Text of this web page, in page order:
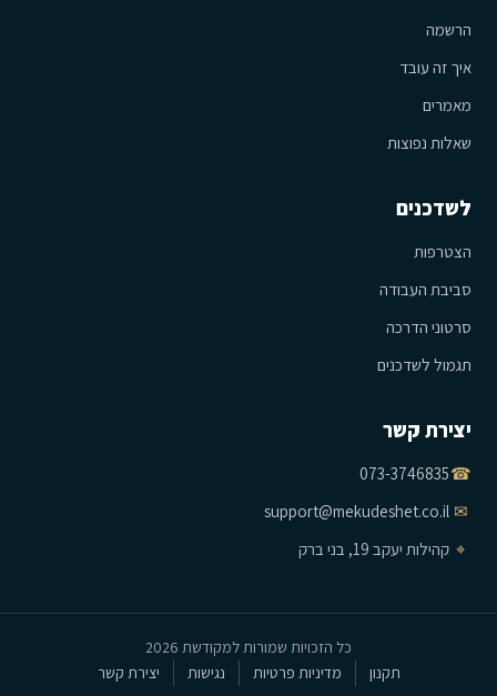
הרשמה
איך זה עובד
מאמרים
שאלות נפוצות
לשדכנים
הצטרפות
סביבת העבודה
סרטוני הדרכה
תגמול לשדכנים
יצירת קשר
☎
073-3746835
✉
support@mekudeshet.co.il
⌖ קהילות יעקב 19, בני ברק
כל הזכויות שמורות למקודשת 2026
תקנון
מדיניות פרטיות נגישות יצירת קשר